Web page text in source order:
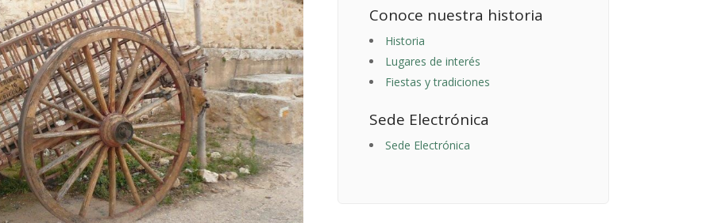
Conoce nuestra historia
Historia
Lugares de interés
Fiestas y tradiciones
Sede Electrónica
Sede Electrónica